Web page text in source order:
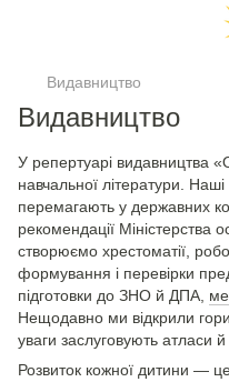
Видавництво
Видавництво
У репертуарі видавництва
навчальної літератури.
перемагають у державних
рекомендації Міністерства
створюємо хрестоматії,
формування і перевірки
підготовки до ЗНО й ДПА,
Нещодавно ми відкрили
уваги заслуговують атласи
Розвиток кожної дитини —